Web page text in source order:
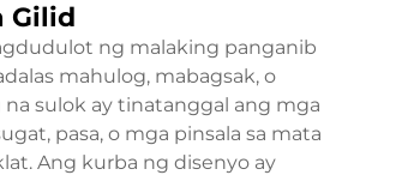
Gilid
ng malaking panganib
mahulog, mabagsak, o
sulok ay tinatanggal ang mga
pasa, o mga pinsala sa mata
Ang kurba ng disenyo ay